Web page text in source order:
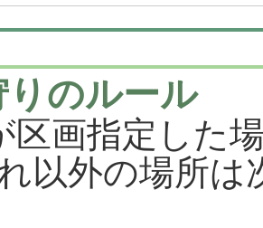
のルール
区画指定した
以外の場所